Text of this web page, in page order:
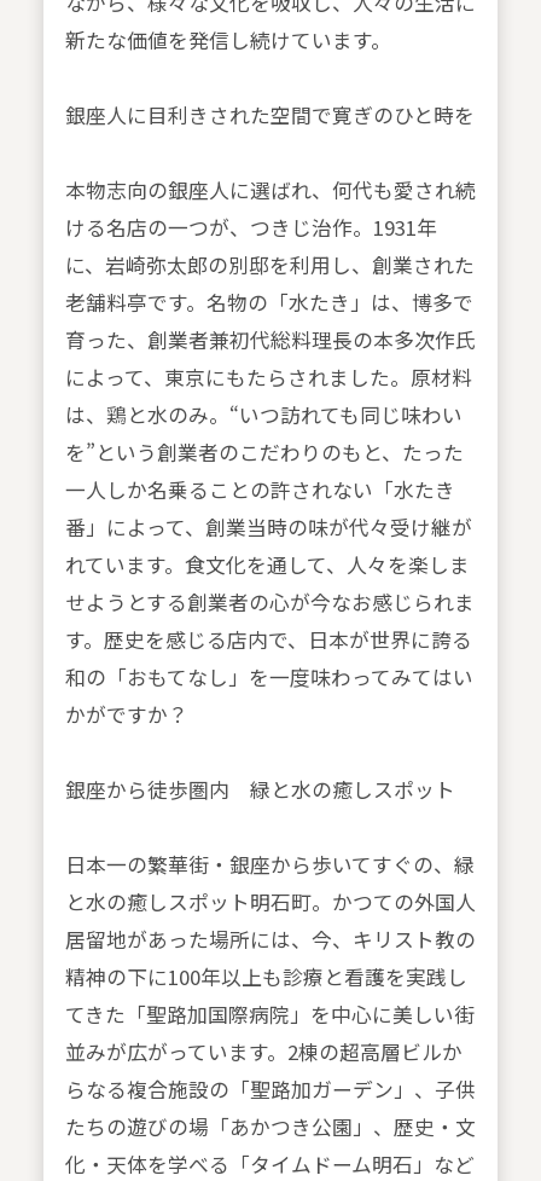
新たな価値を発信し続けています。
銀座人に目利きされた空間で寛ぎのひと時を
本物志向の銀座人に選ばれ、何代も愛され続
ける名店の一つが、つきじ治作。1931年
に、岩崎弥太郎の別邸を利用し、創業された
老舗料亭です。名物の「水たき」は、博多で
育った、創業者兼初代総料理長の本多次作氏
によって、東京にもたらされました。原材料
は、鶏と水のみ。“いつ訪れても同じ味わい
を”という創業者のこだわりのもと、たった
一人しか名乗ることの許されない「水たき
番」によって、創業当時の味が代々受け継が
れています。食文化を通して、人々を楽しま
せようとする創業者の心が今なお感じられま
す。歴史を感じる店内で、日本が世界に誇る
和の「おもてなし」を一度味わってみてはい
かがですか？
銀座から徒歩圏内 緑と水の癒しスポット
日本一の繁華街・銀座から歩いてすぐの、緑
と水の癒しスポット明石町。かつての外国人
居留地があった場所には、今、キリスト教の
精神の下に100年以上も診療と看護を実践し
てきた「聖路加国際病院」を中心に美しい街
並みが広がっています。2棟の超高層ビルか
らなる複合施設の「聖路加ガーデン」、子供
たちの遊びの場「あかつき公園」、歴史・文
化・天体を学べる「タイムドーム明石」など